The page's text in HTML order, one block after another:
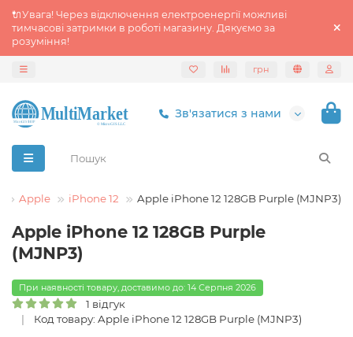
🔌Увага! Через відключення електроенергії можливі
тимчасові затримки в роботі магазину. Дякуємо за
розуміння!
грн
Зв'язатися з нами
Apple iPhone 12 Apple iPhone 12 128GB Purple (MJNP3)
Apple iPhone 12 128GB Purple
(MJNP3)
При наявності товару, доставимо до: 14 Серпня 2026
1 відгук
Код товару: Apple iPhone 12 128GB Purple (MJNP3)